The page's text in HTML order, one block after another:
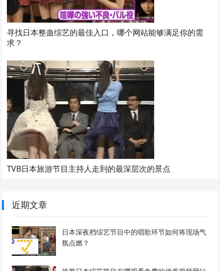
寻找日本整蛊综艺的最佳入口，哪个网站能够满足你的需
求？
TVB日本旅游节目主持人走到的最深层次的景点
近期文章
日本深夜档综艺节目中的唱歌环节如何将现场气
氛点燃？